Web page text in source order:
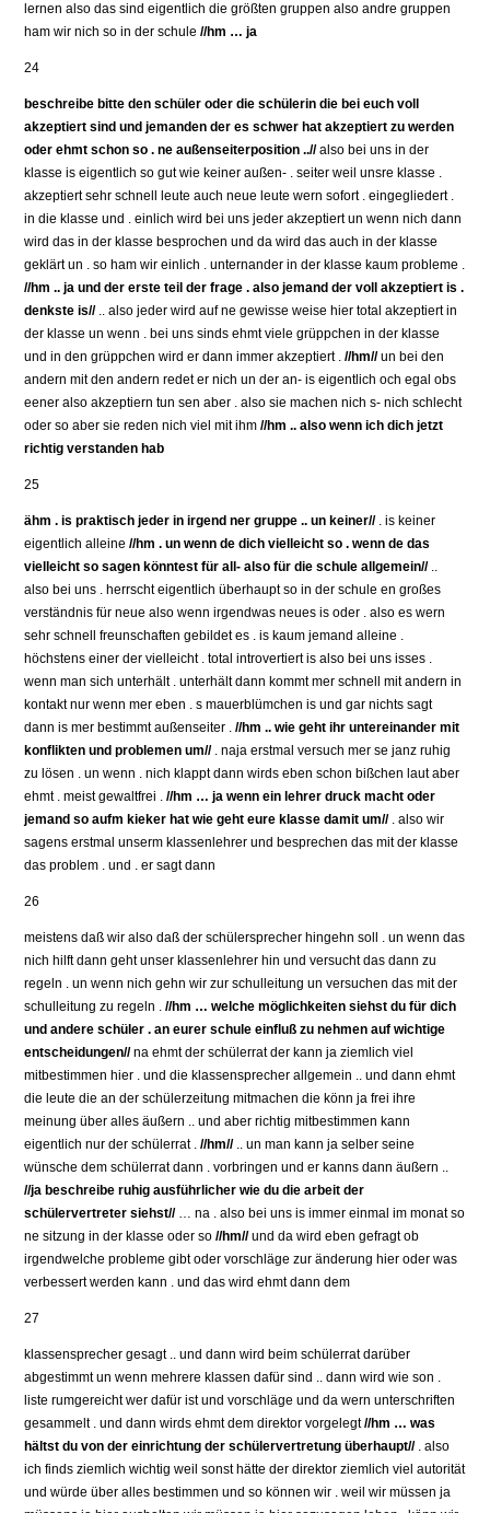
lernen also das sind eigentlich die größten gruppen also andre gruppen
ham wir nich so in der schule//hm … ja
24
beschreibe bitte den schüler oder die schülerin die bei euch voll
akzeptiert sind und jemanden der es schwer hat akzeptiert zu werden
oder ehmt schon so . ne außenseiterposition ..//also bei uns in der
klasse is eigentlich so gut wie keiner außen- . seiter weil unsre klasse .
akzeptiert sehr schnell leute auch neue leute wern sofort . eingegliedert .
in die klasse und . einlich wird bei uns jeder akzeptiert un wenn nich dann
wird das in der klasse besprochen und da wird das auch in der klasse
geklärt un . so ham wir einlich . unternander in der klasse kaum probleme .
//hm .. ja und der erste teil der frage . also jemand der voll akzeptiert is .
denkste is//.. also jeder wird auf ne gewisse weise hier total akzeptiert in
der klasse un wenn . bei uns sinds ehmt viele grüppchen in der klasse
und in den grüppchen wird er dann immer akzeptiert .//hm//un bei den
andern mit den andern redet er nich un der an- is eigentlich och egal obs
eener also akzeptiern tun sen aber . also sie machen nich s- nich schlecht
oder so aber sie reden nich viel mit ihm//hm .. also wenn ich dich jetzt
richtig verstanden hab
25
ähm . is praktisch jeder in irgend ner gruppe .. un keiner//. is keiner
eigentlich alleine//hm . un wenn de dich vielleicht so . wenn de das
vielleicht so sagen könntest für all- also für die schule allgemein//..
also bei uns . herrscht eigentlich überhaupt so in der schule en großes
verständnis für neue also wenn irgendwas neues is oder . also es wern
sehr schnell freunschaften gebildet es . is kaum jemand alleine .
höchstens einer der vielleicht . total introvertiert is also bei uns isses .
wenn man sich unterhält . unterhält dann kommt mer schnell mit andern in
kontakt nur wenn mer eben . s mauerblümchen is und gar nichts sagt
dann is mer bestimmt außenseiter .//hm .. wie geht ihr untereinander mit
konflikten und problemen um//. naja erstmal versuch mer se janz ruhig
zu lösen . un wenn . nich klappt dann wirds eben schon bißchen laut aber
ehmt . meist gewaltfrei .//hm … ja wenn ein lehrer druck macht oder
jemand so aufm kieker hat wie geht eure klasse damit um//. also wir
sagens erstmal unserm klassenlehrer und besprechen das mit der klasse
das problem . und . er sagt dann
26
meistens daß wir also daß der schülersprecher hingehn soll . un wenn das
nich hilft dann geht unser klassenlehrer hin und versucht das dann zu
regeln . un wenn nich gehn wir zur schulleitung un versuchen das mit der
schulleitung zu regeln .//hm … welche möglichkeiten siehst du für dich
und andere schüler . an eurer schule einfluß zu nehmen auf wichtige
entscheidungen//na ehmt der schülerrat der kann ja ziemlich viel
mitbestimmen hier . und die klassensprecher allgemein .. und dann ehmt
die leute die an der schülerzeitung mitmachen die könn ja frei ihre
meinung über alles äußern .. und aber richtig mitbestimmen kann
eigentlich nur der schülerrat . //hm//.. un man kann ja selber seine
wünsche dem schülerrat dann . vorbringen und er kanns dann äußern ..
//ja beschreibe ruhig ausführlicher wie du die arbeit der
schülervertreter siehst//… na . also bei uns is immer einmal im monat so
ne sitzung in der klasse oder so//hm//und da wird eben gefragt ob
irgendwelche probleme gibt oder vorschläge zur änderung hier oder was
verbessert werden kann . und das wird ehmt dann dem
27
klassensprecher gesagt .. und dann wird beim schülerrat darüber
abgestimmt un wenn mehrere klassen dafür sind .. dann wird wie son .
liste rumgereicht wer dafür ist und vorschläge und da wern unterschriften
gesammelt . und dann wirds ehmt dem direktor vorgelegt//hm … was
hältst du von der einrichtung der schülervertretung überhaupt//. also
ich finds ziemlich wichtig weil sonst hätte der direktor ziemlich viel autorität
und würde über alles bestimmen und so können wir . weil wir müssen ja